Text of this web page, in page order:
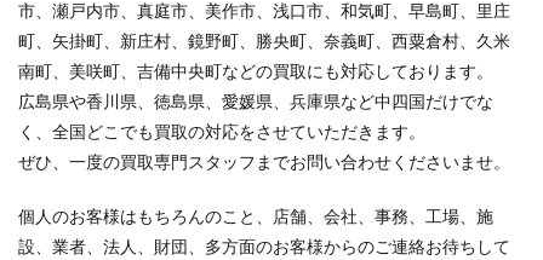
市、瀬戸内市、真庭市、美作市、浅口市、和気町、早島町、里庄
町、矢掛町、新庄村、鏡野町、勝央町、奈義町、西粟倉村、久米
南町、美咲町、吉備中央町などの買取にも対応しております。
広島県や香川県、徳島県、愛媛県、兵庫県など中四国だけでな
く、全国どこでも買取の対応をさせていただきます。
ぜひ、一度の買取専門スタッフまでお問い合わせくださいませ。
個人のお客様はもちろんのこと、店舗、会社、事務、工場、施
設、業者、法人、財団、多方面のお客様からのご連絡お待ちして